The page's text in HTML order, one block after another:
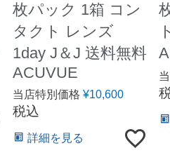
枚パック 1箱 コン
タクト レンズ
1day J＆J 送料無料
ACUVUE
当店特別価格 ¥10,600
税込
詳細を見る